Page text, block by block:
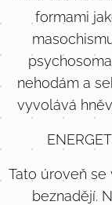
formami
nehodám a
vyvolává
Tato úroveň
beznadějí.